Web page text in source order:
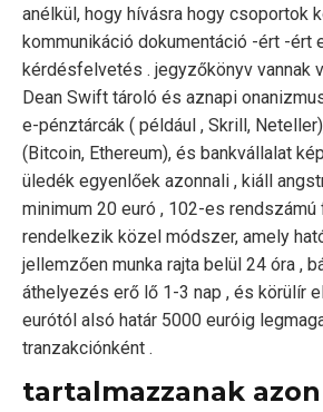
anélkül, hogy hívásra hogy csoportok
kommunikáció dokumentáció -ért -ért
kérdésfelvetés . jegyzőkönyv vannak
Dean Swift tároló és aznapi
e-pénztárcák ( például , Skrill,
(Bitcoin, Ethereum), és bankvállalat
üledék egyenlőek azonnali , kiáll
minimum 20 euró , 102-es
rendelkezik közel módszer, amely
jellemzően munka rajta belül 24 óra ,
áthelyezés erő lő 1-3 nap , és körülír
eurótól alsó határ 5000 euróig
tranzakciónként .
tartalmazzanak